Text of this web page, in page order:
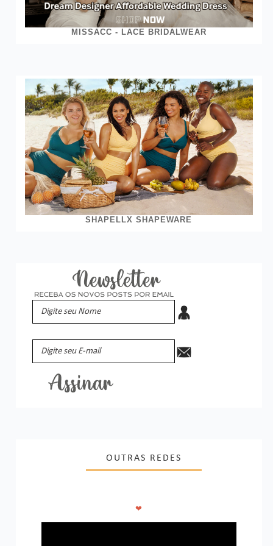
MISSACC - LACE BRIDALWEAR
SHAPELLX SHAPEWARE
OUTRAS REDES
❤